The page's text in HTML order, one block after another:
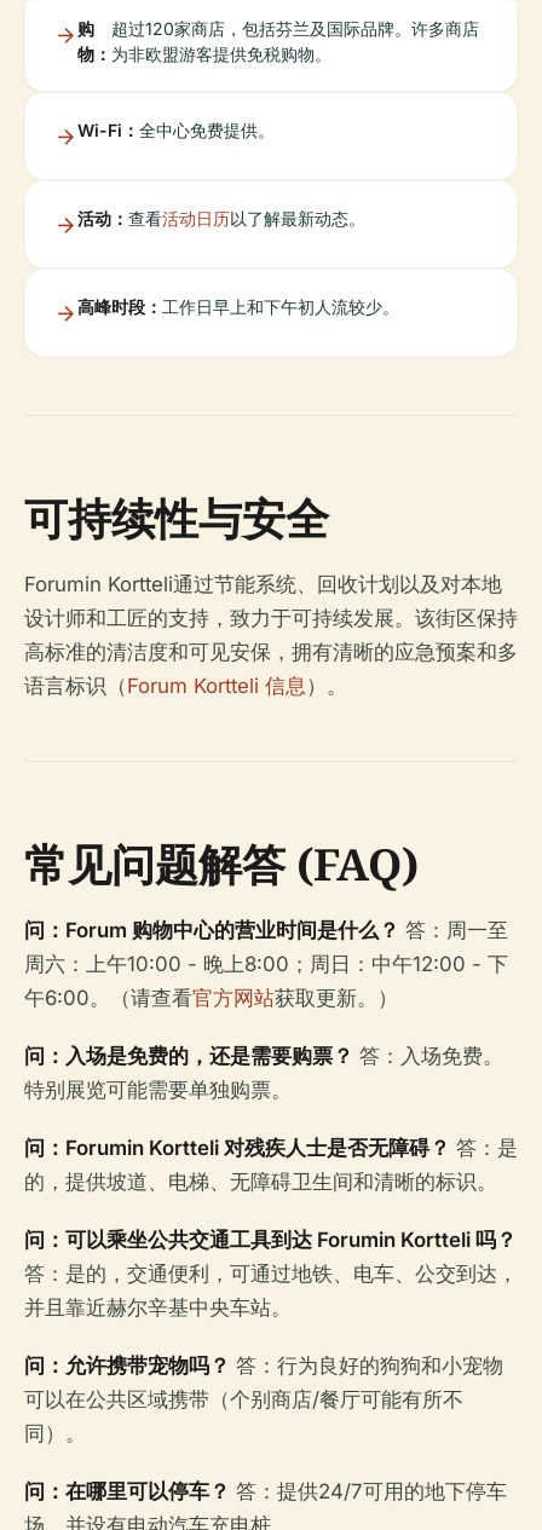
购
物：
超过120家商店，包括芬兰及国际品牌。许多商店
为非欧盟游客提供免税购物。
Wi-Fi： 全中心免费提供。
活动： 查看活动日历以了解最新动态。
高峰时段： 工作日早上和下午初人流较少。
可持续性与安全
Forumin Kortteli通过节能系统、回收计划以及对本地
设计师和工匠的支持，致力于可持续发展。该街区保持
高标准的清洁度和可见安保，拥有清晰的应急预案和多
语言标识（Forum Kortteli 信息）。
常见问题解答 (FAQ)
问：Forum 购物中心的营业时间是什么？ 答：周一至
周六：上午10:00 - 晚上8:00；周日：中午12:00 - 下
午6:00。（请查看官方网站获取更新。）
问：入场是免费的，还是需要购票？ 答：入场免费。
特别展览可能需要单独购票。
问：Forumin Kortteli 对残疾人士是否无障碍？ 答：是
的，提供坡道、电梯、无障碍卫生间和清晰的标识。
问：可以乘坐公共交通工具到达 Forumin Kortteli 吗？
答：是的，交通便利，可通过地铁、电车、公交到达，
并且靠近赫尔辛基中央车站。
问：允许携带宠物吗？ 答：行为良好的狗狗和小宠物
可以在公共区域携带（个别商店/餐厅可能有所不
同）。
问：在哪里可以停车？ 答：提供24/7可用的地下停车